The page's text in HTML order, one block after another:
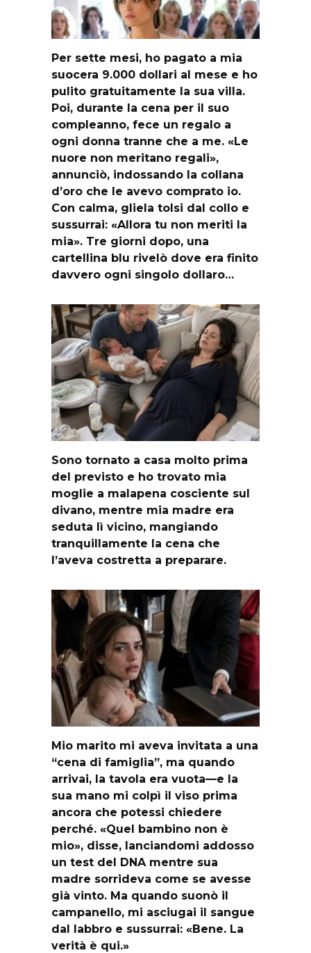
Per sette mesi, ho pagato a mia
suocera 9.000 dollari al mese e ho
pulito gratuitamente la sua villa.
Poi, durante la cena per il suo
compleanno, fece un regalo a
ogni donna tranne che a me. «Le
nuore non meritano regali»,
annunciò, indossando la collana
d’oro che le avevo comprato io.
Con calma, gliela tolsi dal collo e
sussurrai: «Allora tu non meriti la
mia». Tre giorni dopo, una
cartellina blu rivelò dove era finito
davvero ogni singolo dollaro…
Sono tornato a casa molto prima
del previsto e ho trovato mia
moglie a malapena cosciente sul
divano, mentre mia madre era
seduta lì vicino, mangiando
tranquillamente la cena che
l’aveva costretta a preparare.
Mio marito mi aveva invitata a una
“cena di famiglia”, ma quando
arrivai, la tavola era vuota—e la
sua mano mi colpì il viso prima
ancora che potessi chiedere
perché. «Quel bambino non è
mio», disse, lanciandomi addosso
un test del DNA mentre sua
madre sorrideva come se avesse
già vinto. Ma quando suonò il
campanello, mi asciugai il sangue
dal labbro e sussurrai: «Bene. La
verità è qui.»